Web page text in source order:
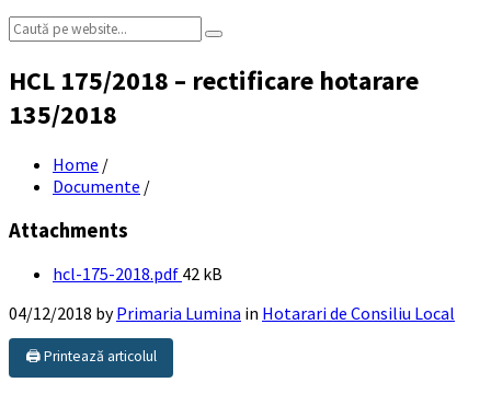
Search:
HCL 175/2018 – rectificare hotarare
135/2018
Home /
Documente /
Attachments
hcl-175-2018.pdf File
42 kB
04/12/2018 byPrimaria Lumina in Hotarari de Consiliu Local
🖨️ Printează articolul